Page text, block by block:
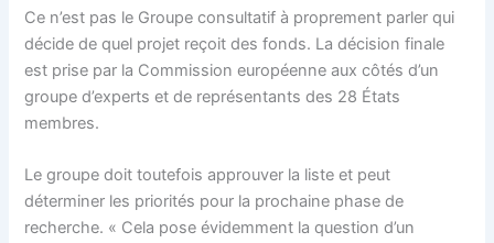
Ce n’est pas le Groupe consultatif à proprement parler qui
décide de quel projet reçoit des fonds. La décision finale
est prise par la Commission européenne aux côtés d’un
groupe d’experts et de représentants des 28 États
membres.
Le groupe doit toutefois approuver la liste et peut
déterminer les priorités pour la prochaine phase de
recherche. « Cela pose évidemment la question d’un